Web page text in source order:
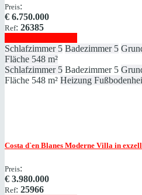
Preis:
€ 6.750.000
Ref: 26385
Schlafzimmer 5 Badezimmer 5
Fläche 548 m²
Schlafzimmer 5 Badezimmer 5
Fläche 548 m² Heizung
Costa d`en Blanes Moderne Villa in
Preis:
€ 3.980.000
Ref: 25966